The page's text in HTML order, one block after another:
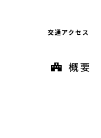
交通アクセス